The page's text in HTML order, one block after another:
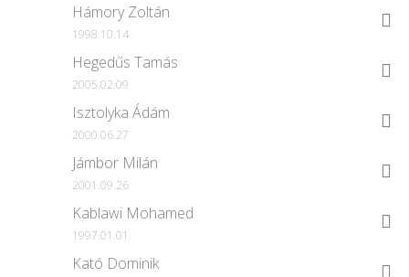
Hámory Zoltán
1998.10.14
Hegedűs Tamás
2005.02.09
Isztolyka Ádám
2000.06.27
Jámbor Milán
2001.09.26
Kablawi Mohamed
1997.01.01
Kató Dominik